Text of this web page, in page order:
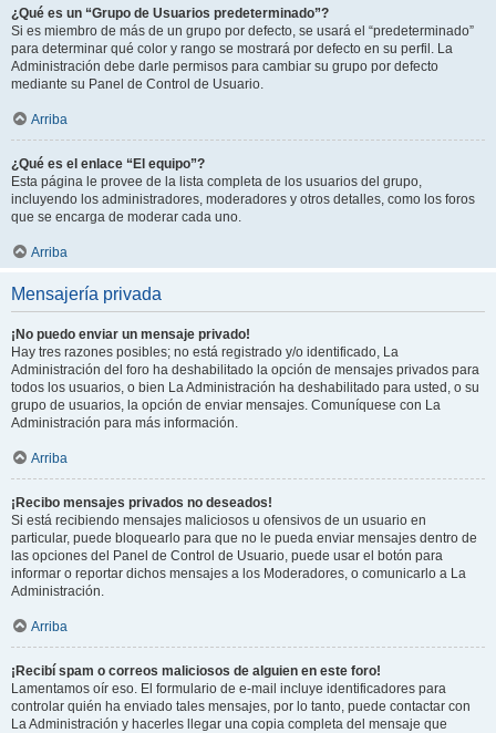
¿Qué es un “Grupo de Usuarios predeterminado”?
Si es miembro de más de un grupo por defecto, se usará el “predeterminado”
para determinar qué color y rango se mostrará por defecto en su perfil. La
Administración debe darle permisos para cambiar su grupo por defecto
mediante su Panel de Control de Usuario.
Arriba
¿Qué es el enlace “El equipo”?
Esta página le provee de la lista completa de los usuarios del grupo,
incluyendo los administradores, moderadores y otros detalles, como los foros
que se encarga de moderar cada uno.
Arriba
Mensajería privada
¡No puedo enviar un mensaje privado!
Hay tres razones posibles; no está registrado y/o identificado, La
Administración del foro ha deshabilitado la opción de mensajes privados para
todos los usuarios, o bien La Administración ha deshabilitado para usted, o su
grupo de usuarios, la opción de enviar mensajes. Comuníquese con La
Administración para más información.
Arriba
¡Recibo mensajes privados no deseados!
Si está recibiendo mensajes maliciosos u ofensivos de un usuario en
particular, puede bloquearlo para que no le pueda enviar mensajes dentro de
las opciones del Panel de Control de Usuario, puede usar el botón para
informar o reportar dichos mensajes a los Moderadores, o comunicarlo a La
Administración.
Arriba
¡Recibí spam o correos maliciosos de alguien en este foro!
Lamentamos oír eso. El formulario de e-mail incluye identificadores para
controlar quién ha enviado tales mensajes, por lo tanto, puede contactar con
La Administración y hacerles llegar una copia completa del mensaje que